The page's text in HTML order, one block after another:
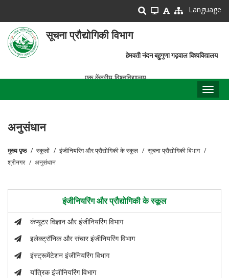
main
content
Language
सूचना प्रौद्योगिकी विभाग
हेमवती नंदन बहुगुणा गढ़वाल विश्वविद्यालय
एक केंद्रीय विश्वविद्यालय
अनुसंधान
पग
मुख्य पृष्ठ स्कूलों इंजीनियरिंग और प्रौद्योगिकी के स्कूल
सूचना प्रौद्योगिकी विभाग
श्रीनगर
अनुसंधान
इंजीनियरिंग और प्रौद्योगिकी के स्कूल
कंप्यूटर विज्ञान और इंजीनियरिंग विभाग
इलेक्ट्रॉनिक और संचार इंजीनियरिंग विभाग
इंस्ट्रूमेंटेशन इंजीनियरिंग विभाग
यांत्रिक इंजीनियरिंग विभाग